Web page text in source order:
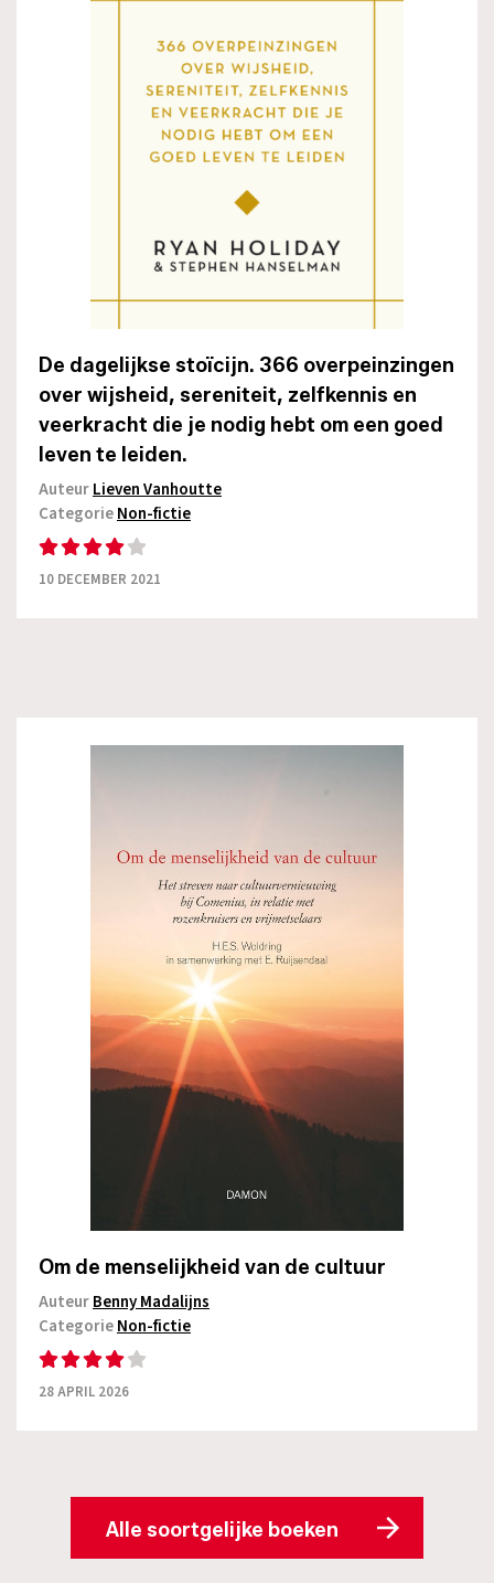
De dagelijkse stoïcijn. 366 overpeinzingen
over wijsheid, sereniteit, zelfkennis en
veerkracht die je nodig hebt om een goed
leven te leiden.
AuteurLieven Vanhoutte
CategorieNon-fictie
10 DECEMBER 2021
Om de menselijkheid van de cultuur
AuteurBenny Madalijns
CategorieNon-fictie
28 APRIL 2026
Alle soortgelijke boeken